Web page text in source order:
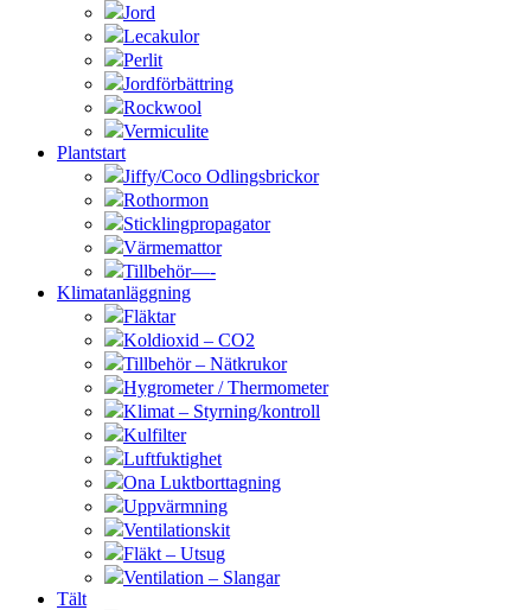
Jord
Lecakulor
Perlit
Jordförbättring
Rockwool
Vermiculite
Plantstart
Jiffy/Coco Odlingsbrickor
Rothormon
Sticklingpropagator
Värmemattor
Tillbehör—-
Klimatanläggning
Fläktar
Koldioxid – CO2
Tillbehör – Nätkrukor
Hygrometer / Thermometer
Klimat – Styrning/kontroll
Kulfilter
Luftfuktighet
Ona Luktborttagning
Uppvärmning
Ventilationskit
Fläkt – Utsug
Ventilation – Slangar
Tält